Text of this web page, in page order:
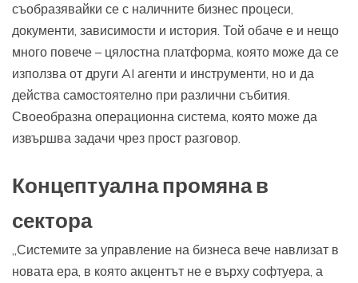
съобразявайки се с наличните бизнес процеси,
документи, зависимости и история. Той обаче е и нещо
много повече – цялостна платформа, която може да се
използва от други AI агенти и инструменти, но и да
действа самостоятелно при различни събития.
Своеобразна операционна система, която може да
извършва задачи чрез прост разговор.
Концептуална промяна в
сектора
„Системите за управление на бизнеса вече навлизат в
новата ера, в която акцентът не е върху софтуера, а